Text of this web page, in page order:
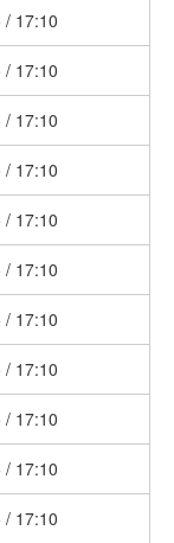
/ 17:10
/ 17:10
/ 17:10
/ 17:10
/ 17:10
/ 17:10
/ 17:10
/ 17:10
/ 17:10
/ 17:10
/ 17:10